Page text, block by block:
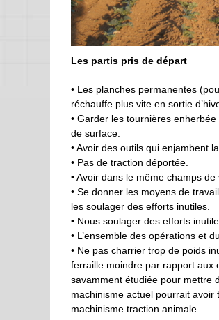
Les partis pris de départ
• Les planches permanentes
réchauffe plus vite en sortie
• Garder les tournières
de surface.
• Avoir des outils qui enjambent
• Pas de traction déportée.
• Avoir dans le même champs
• Se donner les moyens de
les soulager des efforts inutiles.
• Nous soulager des efforts
• L’ensemble des opérations et
• Ne pas charrier trop de poids
ferraille moindre par rapport aux
savamment étudiée pour mettre
machinisme actuel pourrait
machinisme traction animale.